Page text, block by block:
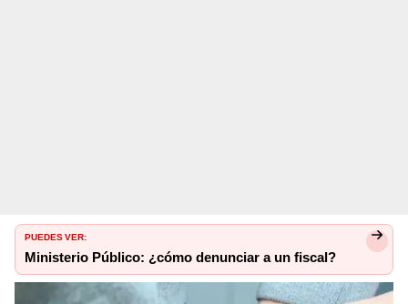
PUEDES VER:
Ministerio Público: ¿cómo denunciar a un fiscal?